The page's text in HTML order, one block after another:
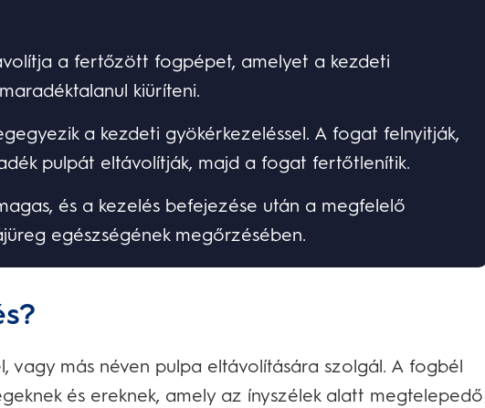
a fertőzött fogpépet, amelyet a kezdeti
kiüríteni.
a kezdeti gyökérkezeléssel. A fogat felnyitják,
pulpát eltávolítják, majd a fogat fertőtlenítik.
és a kezelés befejezése után a megfelelő
egészségének megőrzésében.
vagy más néven pulpa eltávolítására szolgál. A fogbél
és ereknek, amely az ínyszélek alatt megtelepedő